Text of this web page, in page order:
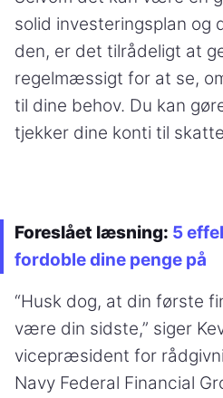
solid investeringsplan og
den, er det tilrådeligt at
regelmæssigt for at se,
til dine behov. Du kan
tjekker dine konti til
Foreslået læsning: 5
fordoble dine penge på
“Husk dog, at din første
være din sidste,” siger
vicepræsident for
Navy Federal Financial